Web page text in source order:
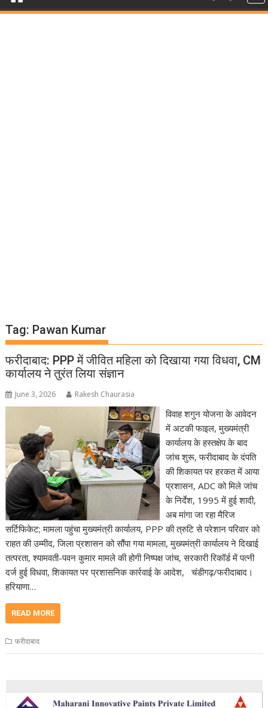
Tag: Pawan Kumar
फरीदाबाद: PPP में जीवित महिला को दिखाया गया विधवा, CM
कार्यालय ने तुरंत लिया संज्ञान
June 3, 2026 Rakesh Chaurasia
विवाह शगुन योजना के आवेदन
में अटकी फाइल, मुख्यमंत्री
कार्यालय के हस्तक्षेप के बाद
जांच शुरू, फरीदाबाद के दंपति
की शिकायत पर हरकत में आया
प्रशासन, ADC को मिले जांच
के निर्देश, 1995 में हुई शादी,
अब मांगा जा रहा मैरिज
सर्टिफिकेट; मामला पहुंचा मुख्यमंत्री कार्यालय, PPP की त्रुटि से परेशान परिवार को
राहत की उम्मीद, जिला प्रशासन को सौंपा गया मामला, मुख्यमंत्री कार्यालय ने दिखाई
तत्परता, श्यामवती-पवन कुमार मामले की होगी निष्पक्ष जांच, सरकारी रिकॉर्ड में पत्नी
दर्ज हुई विधवा, शिकायत पर प्रशासनिक कार्रवाई के आदेश, चंडीगढ़/फरीदाबाद।
हरियाणा…
READ MORE
फरीदाबाद